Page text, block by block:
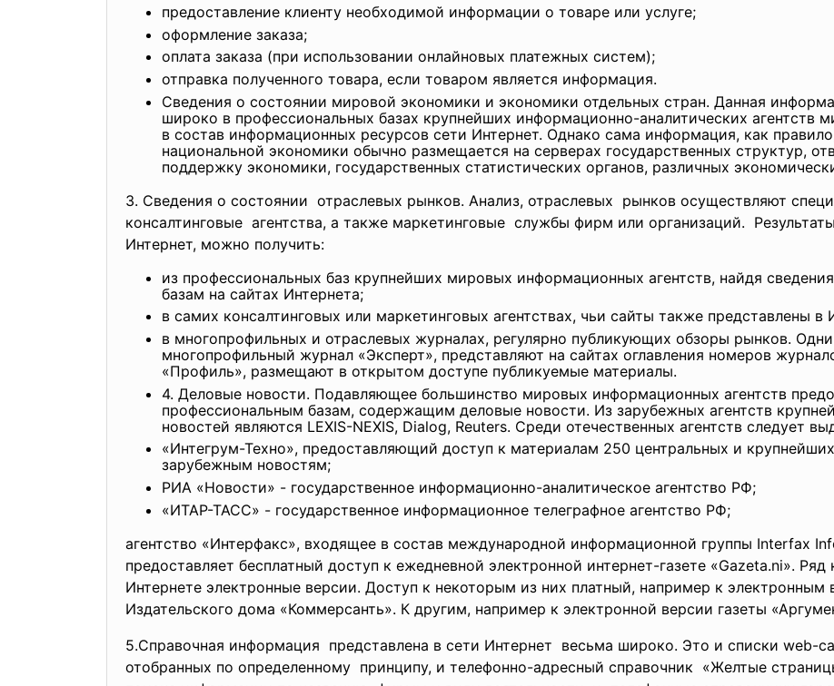
предоставление клиенту необходимой информации о товаре или услуге;
оформление заказа;
оплата заказа (при использовании онлайновых платежных систем);
отправка полученного товара, если товаром является информация.
Сведения о состоянии мировой экономики и экономики отдельных стран. Данная
широко в профессиональных базах крупнейших информационно-аналитических агентств
в состав информационных ресурсов сети Интернет. Однако сама информация, как
национальной экономики обычно размещается на серверах государственных структур,
поддержку экономики, государственных статистических органов, различных
3. Сведения о состоянии отраслевых рынков. Анализ, отраслевых рынков осуществляют
консалтинговые агентства, а также маркетинговые службы фирм или организаций.
Интернет, можно получить:
из профессиональных баз крупнейших мировых информационных агентств, найдя
базам на сайтах Интернета;
в самих консалтинговых или маркетинговых агентствах, чьи сайты также представлены в
в многопрофильных и отраслевых журналах, регулярно публикующих обзоры рынков.
многопрофильный журнал «Эксперт», представляют на сайтах оглавления номеров
«Профиль», размещают в открытом доступе публикуемые материалы.
4. Деловые новости. Подавляющее большинство мировых информационных агентств
профессиональным базам, содержащим деловые новости. Из зарубежных агентств
новостей являются LEXIS-NEXIS, Dialog, Reuters. Среди отечественных агентств следует
«Интегрум-Техно», предоставляющий доступ к материалам 250 центральных и
зарубежным новостям;
РИА «Новости» - государственное информационно-аналитическое агентство РФ;
«ИТАР-ТАСС» - государственное информационное телеграфное агентство РФ;
агентство «Интерфакс», входящее в состав международной информационной группы Interfax
предоставляет бесплатный доступ к ежедневной электронной интернет-газете «Gazeta.ni».
Интернете электронные версии. Доступ к некоторым из них платный, например к электронным
Издательского дома «Коммерсанть». К другим, например к электронной версии газеты
5.Справочная информация представлена в сети Интернет весьма широко. Это и списки web-
отобранных по определенному принципу, и телефонно-адресный справочник «Желтые